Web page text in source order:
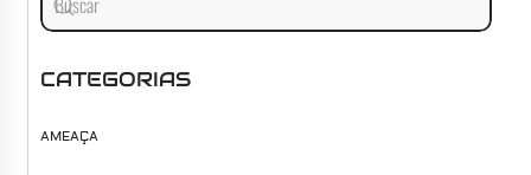
CATEGORIAS
AMEAÇA